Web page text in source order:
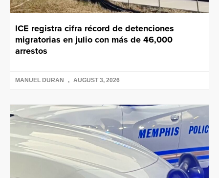
ICE registra cifra récord de detenciones
migratorias en julio con más de 46,000
arrestos
MANUEL DURAN AUGUST 3, 2026